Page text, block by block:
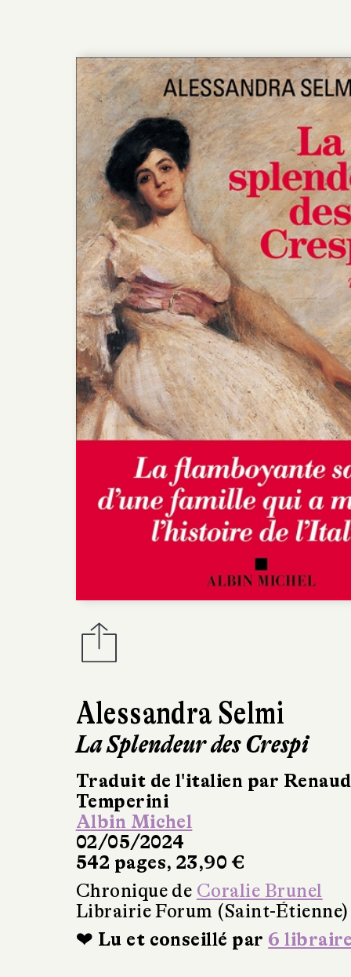
Alessandra Selmi
La Splendeur des Crespi
Traduit de l'italien par Renaud
Temperini
Albin Michel
02/05/2024
542 pages, 23,90 €
Chronique de Coralie Brunel
Librairie Forum (Saint-Étienne)
❤ Lu et conseillé par 6